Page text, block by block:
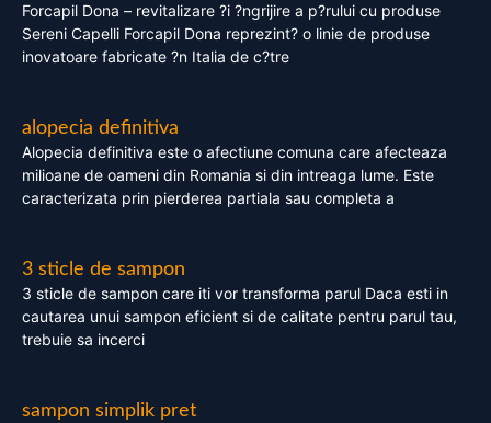
Forcapil Dona – revitalizare ?i ?ngrijire a p?rului cu produse
Sereni Capelli Forcapil Dona reprezint? o linie de produse
inovatoare fabricate ?n Italia de c?tre
alopecia definitiva
Alopecia definitiva este o afectiune comuna care afecteaza
milioane de oameni din Romania si din intreaga lume. Este
caracterizata prin pierderea partiala sau completa a
3 sticle de sampon
3 sticle de sampon care iti vor transforma parul Daca esti in
cautarea unui sampon eficient si de calitate pentru parul tau,
trebuie sa incerci
sampon simplik pret